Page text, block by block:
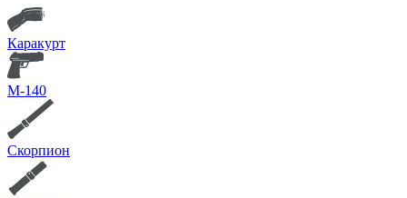
Каракурт
М-140
Скорпион